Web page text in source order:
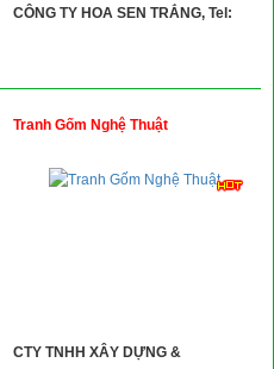
CÔNG TY HOA SEN TRẮNG, Tel:
Tranh Gốm Nghệ Thuật
CTY TNHH XÂY DỰNG &